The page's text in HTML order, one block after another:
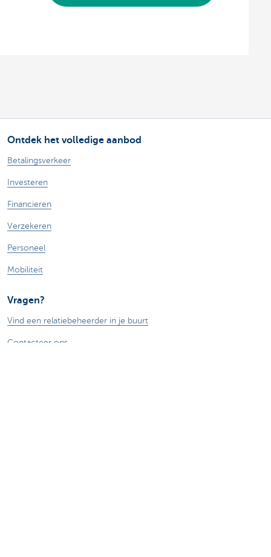
Ontdek het volledige aanbod
Betalingsverkeer
Investeren
Financieren
Verzekeren
Personeel
Mobiliteit
Vragen?
Vind een relatiebeheerder in je buurt
Contacteer ons